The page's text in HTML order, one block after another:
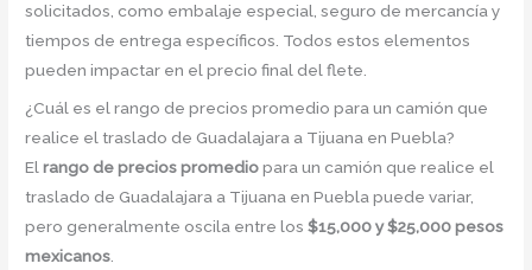
solicitados, como embalaje especial, seguro de mercancía y
tiempos de entrega específicos. Todos estos elementos
pueden impactar en el precio final del flete.
¿Cuál es el rango de precios promedio para un camión que
realice el traslado de Guadalajara a Tijuana en Puebla?
Elrango de precios promediopara un camión que realice el
traslado de Guadalajara a Tijuana en Puebla puede variar,
pero generalmente oscila entre los$15,000 y $25,000 pesos
mexicanos